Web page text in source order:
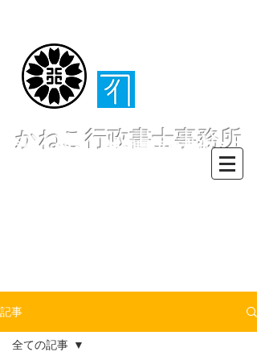
かねこ行政書士事務所
〒413-0234 静岡県伊東市池６２
記事
全ての記事